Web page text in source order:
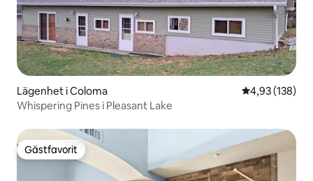
Lägenhet i Coloma 4,93 av 5 i
4,93 (138)
Whispering Pines i Pleasant Lake
Gästfavorit
Gästfavorit